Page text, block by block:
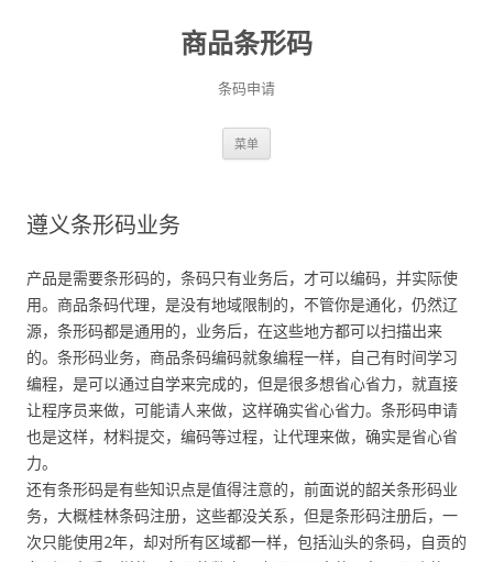
商品条形码
条码申请
菜单
遵义条形码业务
产品是需要条形码的，条码只有业务后，才可以编码，并实际使
用。商品条码代理，是没有地域限制的，不管你是通化，仍然辽
源，条形码都是通用的，业务后，在这些地方都可以扫描出来
的。条形码业务，商品条码编码就象编程一样，自己有时间学习
编程，是可以通过自学来完成的，但是很多想省心省力，就直接
让程序员来做，可能请人来做，这样确实省心省力。条形码申请
也是这样，材料提交，编码等过程，让代理来做，确实是省心省
力。
还有条形码是有些知识点是值得注意的，前面说的韶关条形码业
务，大概桂林条码注册，这些都没关系，但是条形码注册后，一
次只能使用2年，却对所有区域都一样，包括汕头的条码，自贡的